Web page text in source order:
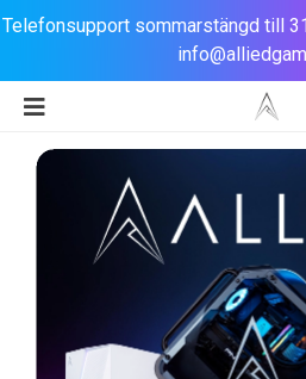
Telefonsupport sommarstängd till